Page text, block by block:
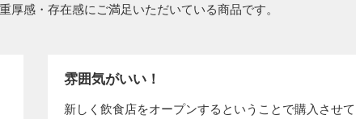
厚感・存在感にご満足いただいている商品です。
雰囲気がいい！
新しく飲食店をオープンするということで購入させ